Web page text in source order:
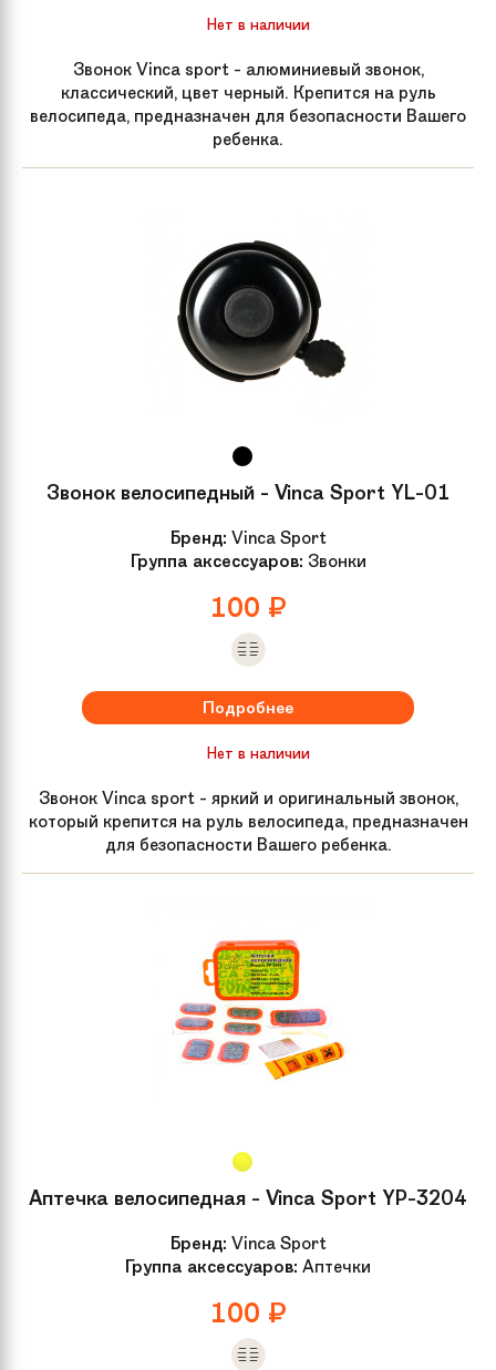
Нет в наличии
Звонок Vinca sport - алюминиевый звонок,
классический, цвет черный. Крепится на руль
велосипеда, предназначен для безопасности Вашего
ребенка.
Звонок велосипедный - Vinca Sport YL-01
Бренд: Vinca Sport
Группа аксессуаров: Звонки
100 ₽
Подробнее
Нет в наличии
Звонок Vinca sport - яркий и оригинальный звонок,
который крепится на руль велосипеда, предназначен
для безопасности Вашего ребенка.
Аптечка велосипедная - Vinca Sport YP-3204
Бренд: Vinca Sport
Группа аксессуаров: Аптечки
100 ₽